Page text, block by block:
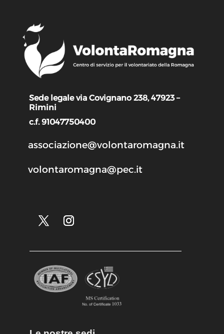
Sede legale via Covignano 238, 47923 –
Rimini
c.f. 91047750400
associazione@volontaromagna.it
volontaromagna@pec.it